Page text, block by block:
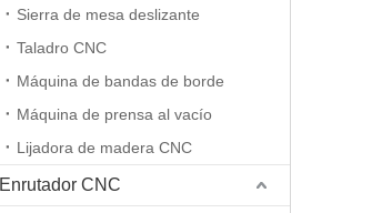
Sierra de mesa deslizante
Taladro CNC
Máquina de bandas de borde
Máquina de prensa al vacío
Lijadora de madera CNC
Enrutador CNC